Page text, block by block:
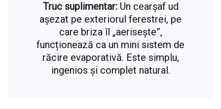
Truc suplimentar:Un cearșaf ud
așezat pe exteriorul ferestrei, pe
care briza îl „aerisește”,
funcționează ca un mini sistem de
răcire evaporativă. Este simplu,
ingenios și complet natural.